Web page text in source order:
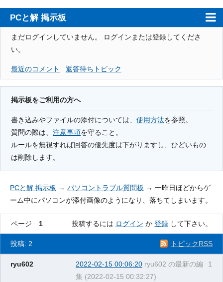
PCと解 掲示板
ホーム
注意事項
使用方法
検索
登録
ログイン
まだログインしていません。
ログインまたは登録してくださ
い。
最近のコメント 返答待ちトピック
掲示板をご利用の方へ
書き込みやファイルの添付については、 使用方法を参照。
質問の際は、 注意事項を守ること。
ルールを無視すれば回答の優先度は下がりますし、ひどいもの
は削除します。
PCと解 掲示板 → パソコントラブル質問板 → 一昨日ほどからゲ
ーム中にパソコンが添付画像のようになり、落ちてしまいます。
ページ 1 投稿するには ログイン か 登録 して下さい。
トピックRSS
投稿: 2
1
ryu602 2022-02-15 00:06:20 ryu602 の最新の編
集 (2022-02-15 00:32:27)